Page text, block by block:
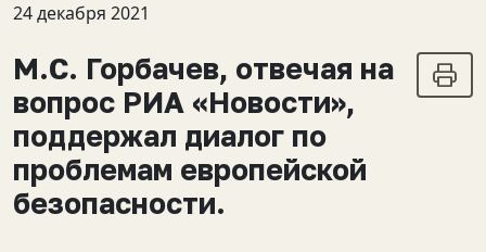
24 декабря 2021
М.С. Горбачев, отвечая на
вопрос РИА «Новости»,
поддержал диалог по
проблемам европейской
безопасности.